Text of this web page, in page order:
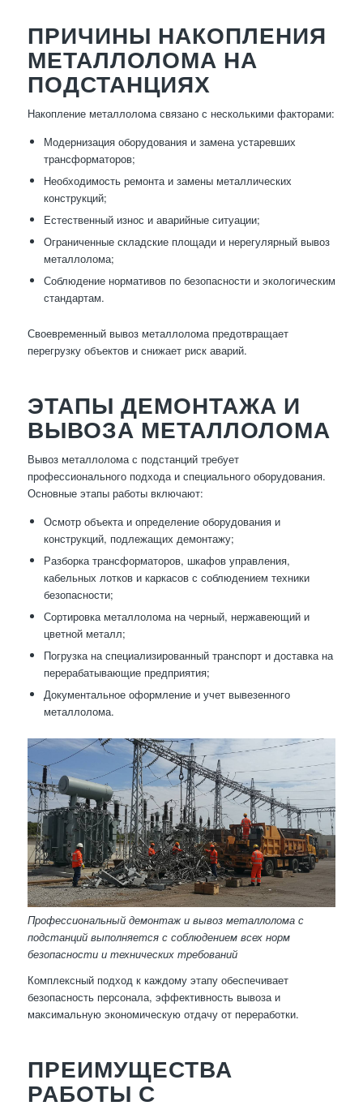
ПРИЧИНЫ НАКОПЛЕНИЯ
МЕТАЛЛОЛОМА НА
ПОДСТАНЦИЯХ
Накопление металлолома связано с несколькими факторами:
Модернизация оборудования и замена устаревших
трансформаторов;
Необходимость ремонта и замены металлических
конструкций;
Естественный износ и аварийные ситуации;
Ограниченные складские площади и нерегулярный вывоз
металлолома;
Соблюдение нормативов по безопасности и экологическим
стандартам.
Своевременный вывоз металлолома предотвращает
перегрузку объектов и снижает риск аварий.
ЭТАПЫ ДЕМОНТАЖА И
ВЫВОЗА МЕТАЛЛОЛОМА
Вывоз металлолома с подстанций требует
профессионального подхода и специального оборудования.
Основные этапы работы включают:
Осмотр объекта и определение оборудования и
конструкций, подлежащих демонтажу;
Разборка трансформаторов, шкафов управления,
кабельных лотков и каркасов с соблюдением техники
безопасности;
Сортировка металлолома на черный, нержавеющий и
цветной металл;
Погрузка на специализированный транспорт и доставка на
перерабатывающие предприятия;
Документальное оформление и учет вывезенного
металлолома.
Профессиональный демонтаж и вывоз металлолома с
подстанций выполняется с соблюдением всех норм
безопасности и технических требований
Комплексный подход к каждому этапу обеспечивает
безопасность персонала, эффективность вывоза и
максимальную экономическую отдачу от переработки.
ПРЕИМУЩЕСТВА
РАБОТЫ С